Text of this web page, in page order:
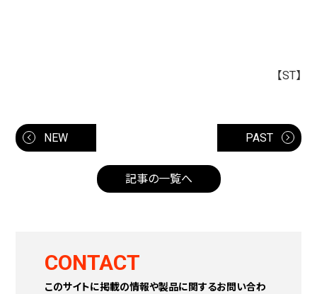
【ST】
NEW
記事の一覧へ
PAST
CONTACT
このサイトに掲載の情報や製品に関するお問い合わ